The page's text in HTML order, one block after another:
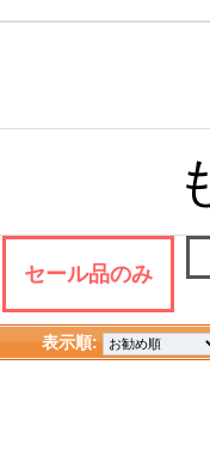
セール品のみ
表示順: